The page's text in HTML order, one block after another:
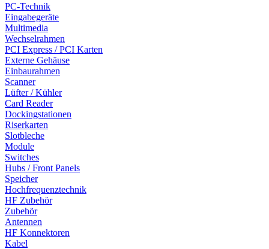
PC-Technik
Eingabegeräte
Multimedia
Wechselrahmen
PCI Express / PCI Karten
Externe Gehäuse
Einbaurahmen
Scanner
Lüfter / Kühler
Card Reader
Dockingstationen
Riserkarten
Slotbleche
Module
Switches
Hubs / Front Panels
Speicher
Hochfrequenztechnik
HF Zubehör
Zubehör
Antennen
HF Konnektoren
Kabel